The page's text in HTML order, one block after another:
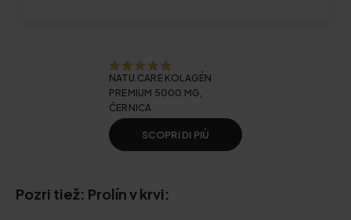
NATU.CARE KOLAGÉN
PREMIUM 5000 MG,
ČERNICA
SCOPRI DI PIÙ
Pozri tiež: Prolín v krvi: